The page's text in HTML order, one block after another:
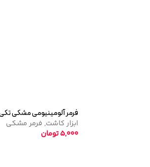
تاپ کات نرمال پایون
تاپ کوت
520,000تومان